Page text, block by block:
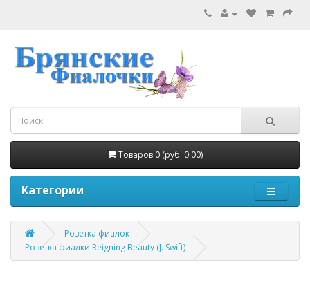
Товаров 0 (руб. 0.00)
Категории
Розетка фиалок
Розетка фиалки Reigning Beauty (J. Swift)